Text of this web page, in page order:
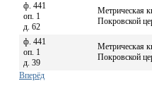
ф. 441
оп. 1
д. 62
Метрическая
Покровской
ф. 441
оп. 1
д. 39
Метрическая
Покровской
Вперёд